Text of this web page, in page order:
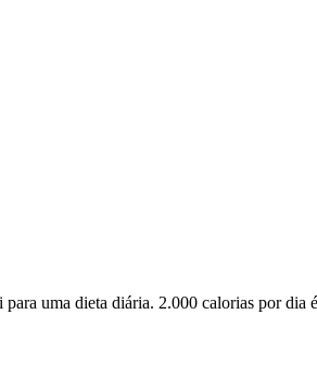
uma dieta diária. 2.000 calorias por dia